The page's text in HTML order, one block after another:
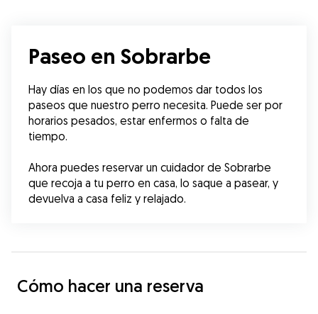
Paseo en Sobrarbe
Hay días en los que no podemos dar todos los
paseos que nuestro perro necesita. Puede ser por
horarios pesados, estar enfermos o falta de
tiempo.
Ahora puedes reservar un cuidador de Sobrarbe
que recoja a tu perro en casa, lo saque a pasear, y
devuelva a casa feliz y relajado.
Cómo hacer una reserva